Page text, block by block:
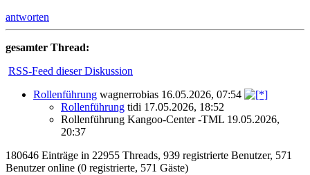
antworten
gesamter Thread:
RSS-Feed dieser Diskussion
Rollenführung wagnerrobias 16.05.2026, 07:54
Rollenführung tidi 17.05.2026, 18:52
Rollenführung Kangoo-Center -TML 19.05.2026,
20:37
180646 Einträge in 22955 Threads, 939 registrierte Benutzer, 571
Benutzer online (0 registrierte, 571 Gäste)